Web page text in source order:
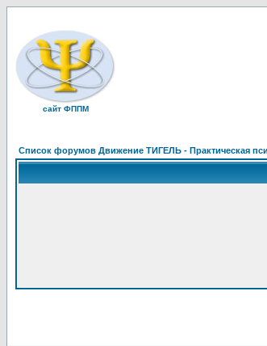
сайт ФППМ
Список форумов Движение ТИГЕЛЬ - Практическая